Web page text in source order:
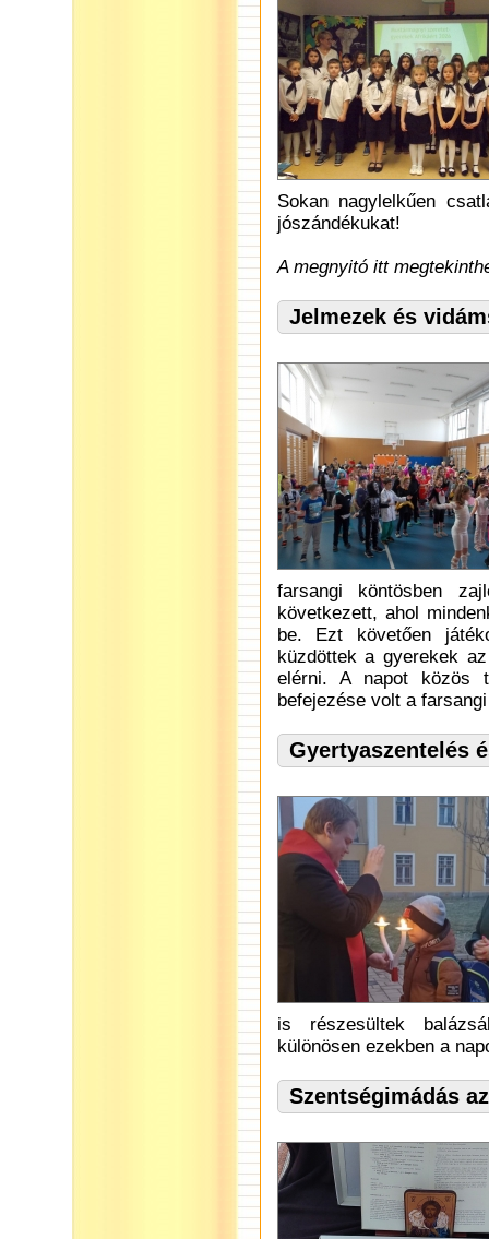
Sokan nagylelkűen
jószándékukat!
A megnyitó itt
Jelmezek és
farsangi köntösben
következett, ahol
be. Ezt követően
küzdöttek a gyerekek
elérni. A napot közös
befejezése volt a
Gyertyaszentelés
is részesültek
különösen ezekben a
Szentségimádás